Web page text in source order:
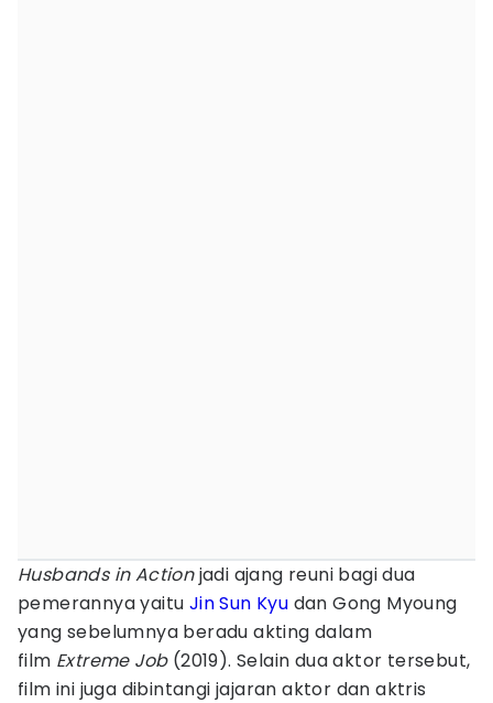
Husbands in Actionjadi ajang reuni bagi dua
pemerannya yaitu Jin Sun Kyu dan Gong Myoung
yang sebelumnya beradu akting dalam
film Extreme Job(2019). Selain dua aktor tersebut,
film ini juga dibintangi jajaran aktor dan aktris